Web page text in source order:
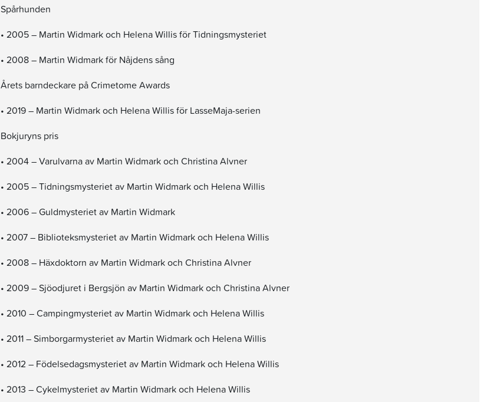
Spårhunden
• 2005 – Martin Widmark och Helena Willis för Tidningsmysteriet
• 2008 – Martin Widmark för Nåjdens sång
Årets barndeckare på Crimetome Awards
• 2019 – Martin Widmark och Helena Willis för LasseMaja-serien
Bokjuryns pris
• 2004 – Varulvarna av Martin Widmark och Christina Alvner
• 2005 – Tidningsmysteriet av Martin Widmark och Helena Willis
• 2006 – Guldmysteriet av Martin Widmark
• 2007 – Biblioteksmysteriet av Martin Widmark och Helena Willis
• 2008 – Häxdoktorn av Martin Widmark och Christina Alvner
• 2009 – Sjöodjuret i Bergsjön av Martin Widmark och Christina Alvner
• 2010 – Campingmysteriet av Martin Widmark och Helena Willis
• 2011 – Simborgarmysteriet av Martin Widmark och Helena Willis
• 2012 – Födelsedagsmysteriet av Martin Widmark och Helena Willis
• 2013 – Cykelmysteriet av Martin Widmark och Helena Willis